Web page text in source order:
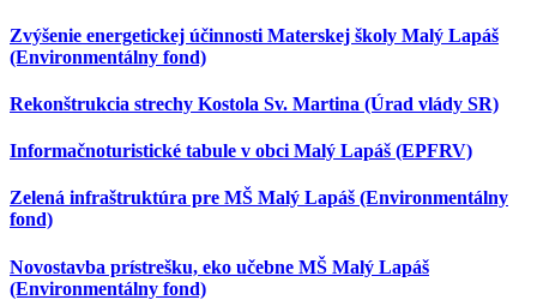
Zvýšenie energetickej účinnosti Materskej školy Malý Lapáš
(Environmentálny fond)
Rekonštrukcia strechy Kostola Sv. Martina (Úrad vlády SR)
Informačnoturistické tabule v obci Malý Lapáš (EPFRV)
Zelená infraštruktúra pre MŠ Malý Lapáš (Environmentálny
fond)
Novostavba prístrešku, eko učebne MŠ Malý Lapáš
(Environmentálny fond)